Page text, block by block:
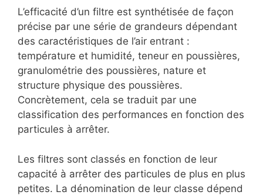
L’efficacité d’un filtre est synthétisée de façon
précise par une série de grandeurs dépendant
des caractéristiques de l’air entrant :
température et humidité, teneur en poussières,
granulométrie des poussières, nature et
structure physique des poussières.
Concrètement, cela se traduit par une
classification des performances en fonction des
particules à arrêter.
Les filtres sont classés en fonction de leur
capacité à arrêter des particules de plus en plus
petites. La dénomination de leur classe dépend